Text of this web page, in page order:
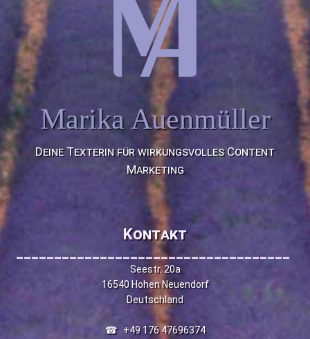
Marika Auenmüller
Deine Texterin für wirkungsvolles Content
Marketing
Kontakt
____________________________________
Seestr. 20a
16540 Hohen Neuendorf
Deutschland
☎+49 176 47696374